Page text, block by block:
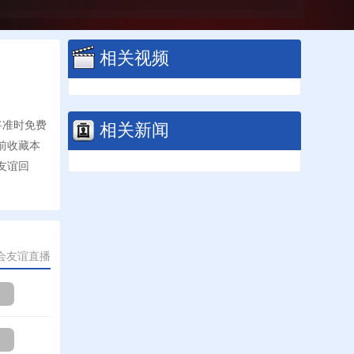
时免费
收藏本
谊回
友谊直播
相关视频
相关新闻